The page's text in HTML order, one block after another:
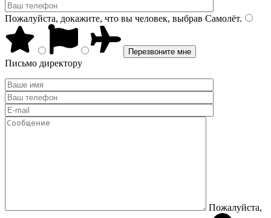
Пожалуйста, докажите, что вы человек, выбрав Самолёт.
Письмо директору
Пожалуйста,